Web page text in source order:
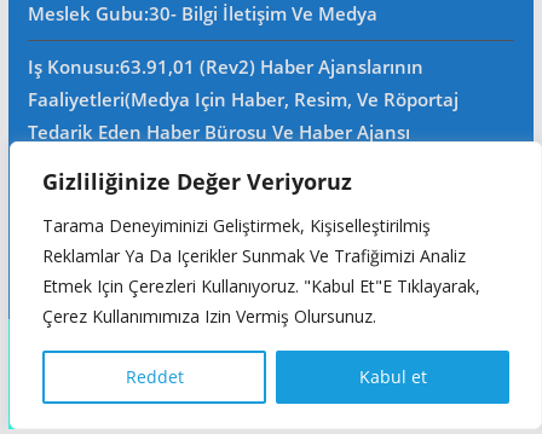
Gizliliğinize Değer Veriyoruz
Tarama Deneyiminizi Geliştirmek, Kişiselleştirilmiş
Reklamlar Ya Da Içerikler Sunmak Ve Trafiğimizi Analiz
Etmek Için Çerezleri Kullanıyoruz. "Kabul Et"e Tıklayarak,
Çerez Kullanımımıza Izin Vermiş Olursunuz.
Reddet Kabul et
Meslek Gubu:30- Bilgi İletişim Ve Medya
Iş Konusu:63.91,01 (Rev2) Haber Ajanslarının
Faaliyetleri(Medya Için Haber, Resim, Ve Röportaj
Tedarik Eden Haber Bürosu Ve Haber Ajansı
Filimcilik, Yayıncılık, Prodöktörlük, Reklamcılık Işleri Ile
Ana Sözleşmede Yazılı Olan Diğer Işleri Yapar.
Mersis No: 0105002748700015
Türkçe